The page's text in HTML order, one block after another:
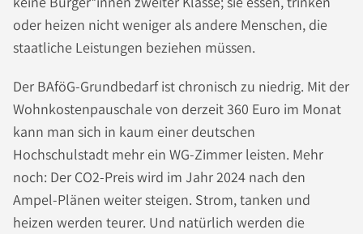
oder heizen nicht weniger als andere Menschen, die
staatliche Leistungen beziehen müssen.
Der BAföG-Grundbedarf ist chronisch zu niedrig. Mit der
Wohnkostenpauschale von derzeit 360 Euro im Monat
kann man sich in kaum einer deutschen
Hochschulstadt mehr ein WG-Zimmer leisten. Mehr
noch: Der CO2-Preis wird im Jahr 2024 nach den
Ampel-Plänen weiter steigen. Strom, tanken und
heizen werden teurer. Und natürlich werden die